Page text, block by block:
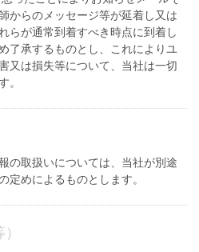
からのメッセージ等が延着し又は
らが通常到着すべき時点に到着し
了承するものとし、これによりユ
又は損失等について、当社は一切
。
の取扱いについては、当社が別途
定めによるものとします。